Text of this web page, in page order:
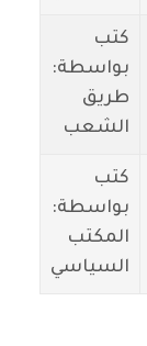
كتب
بواسطة:
طريق
الشعب
كتب
بواسطة:
المكتب
السياسي